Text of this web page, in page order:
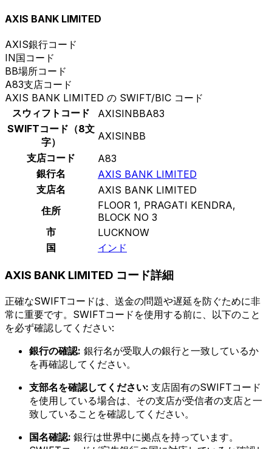
AXIS BANK LIMITED
AXIS銀行コード
IN国コード
BB場所コード
A83支店コード
AXIS BANK LIMITED の SWIFT/BIC コード
スウィフトコード
AXISINBBA83
SWIFTコード（8文
字）
AXISINBB
支店コード
A83
銀行名
AXIS BANK LIMITED
支店名
AXIS BANK LIMITED
住所
FLOOR 1, PRAGATI KENDRA,
BLOCK NO 3
市
LUCKNOW
国
インド
AXIS BANK LIMITED コード詳細
正確なSWIFTコードは、送金の問題や遅延を防ぐために非
常に重要です。SWIFTコードを使用する前に、以下のこと
を必ず確認してください:
銀行の確認: 銀行名が受取人の銀行と一致しているか
を再確認してください。
支部名を確認してください: 支店固有のSWIFTコード
を使用している場合は、その支店が受信者の支店と一
致していることを確認してください。
国名確認: 銀行は世界中に拠点を持っています。